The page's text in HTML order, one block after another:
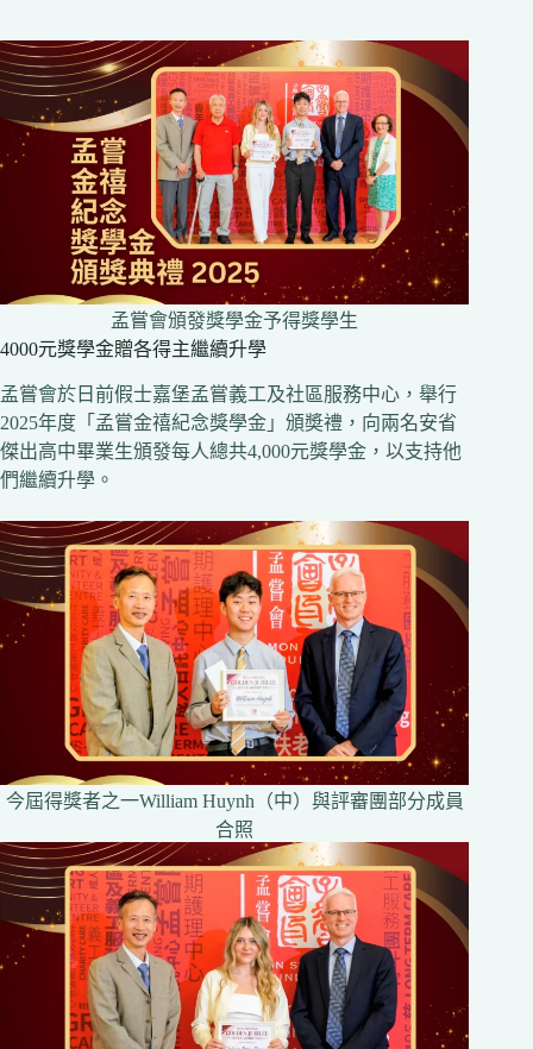
孟嘗會頒發獎學金予得獎學生
4000元獎學金贈各得主繼續升學
孟嘗會於日前假士嘉堡孟嘗義工及社區服務中心，舉行
2025年度「孟嘗金禧紀念獎學金」頒奬禮，向兩名安省
傑出高中畢業生頒發每人總共4,000元獎學金，以支持他
們繼續升學。
今屆得獎者之一William Huynh（中）與評審團部分成員
合照